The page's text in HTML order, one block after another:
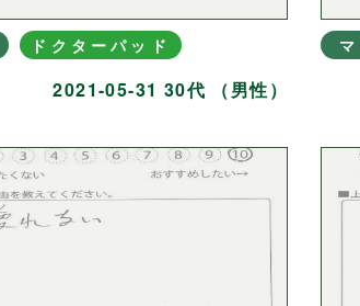
ドクターパッド
2021-05-31 30代 （男性）